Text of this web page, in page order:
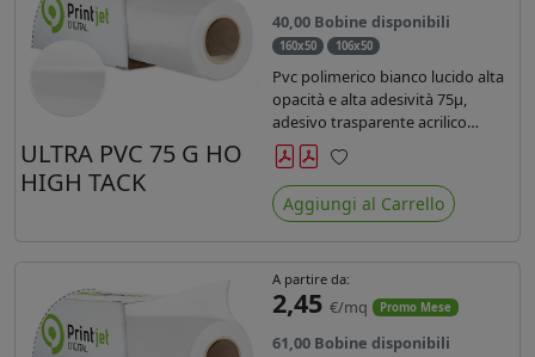
ULTRA PVC 75 G HO
HIGH TACK
40,00 Bobine disponibili
160x50 106x50
Pvc polimerico bianco lucido alta
opacità e alta adesività 75µ,
adesivo trasparente acrilico
hotmelt permanente, durata 5-7
anni, liner 140gr PE su entrambi
lati. Prestazioni di alto livello.
Dotato di certificato ignifugo
Preferiti
Aggiungi al Carrello
A partire da:
2,45 €/mq Promo Mese
61,00 Bobine disponibili